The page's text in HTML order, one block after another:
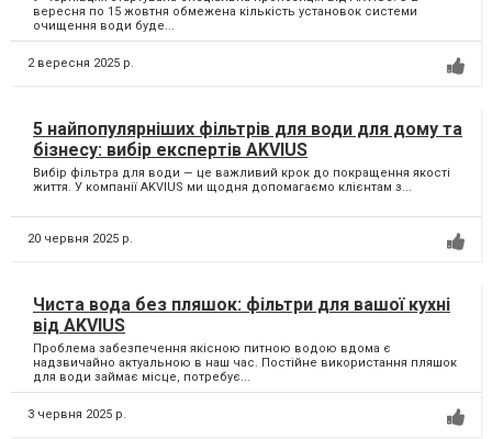
вересня по 15 жовтня обмежена кількість установок системи
очищення води буде...
2 вересня 2025 р.
5 найпопулярніших фільтрів для води для дому та
бізнесу: вибір експертів AKVIUS
Вибір фільтра для води — це важливий крок до покращення якості
життя. У компанії AKVIUS ми щодня допомагаємо клієнтам з...
20 червня 2025 р.
Чиста вода без пляшок: фільтри для вашої кухні
від AKVIUS
Проблема забезпечення якісною питною водою вдома є
надзвичайно актуальною в наш час. Постійне використання пляшок
для води займає місце, потребує...
3 червня 2025 р.